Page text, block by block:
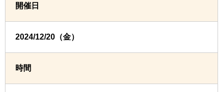
開催日
2024/12/20（金）
時間